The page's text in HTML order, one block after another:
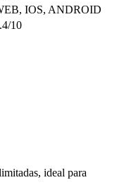
IOS, ANDROID
10
ideal para